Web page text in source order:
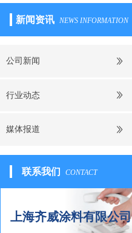
新闻资讯 NEWS INFORMATION
公司新闻
行业动态
媒体报道
联系我们 CONTACT
上海齐威涂料有限公司